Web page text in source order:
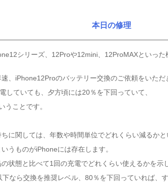
本日の修理
シリーズ、12Proや12mini、12ProMAXといった
、iPhone12Proのバッテリー交換のご依頼をいただ
していても、夕方頃には20％を下回っていて、
うことです。
に関しては、年数や時間単位でどれくらい減るかと
いうものがiPhoneには存在します。
状態と比べて1回の充電でどれくらい使えるかを示
下なら交換を推奨レベル、80％を下回っていれば、